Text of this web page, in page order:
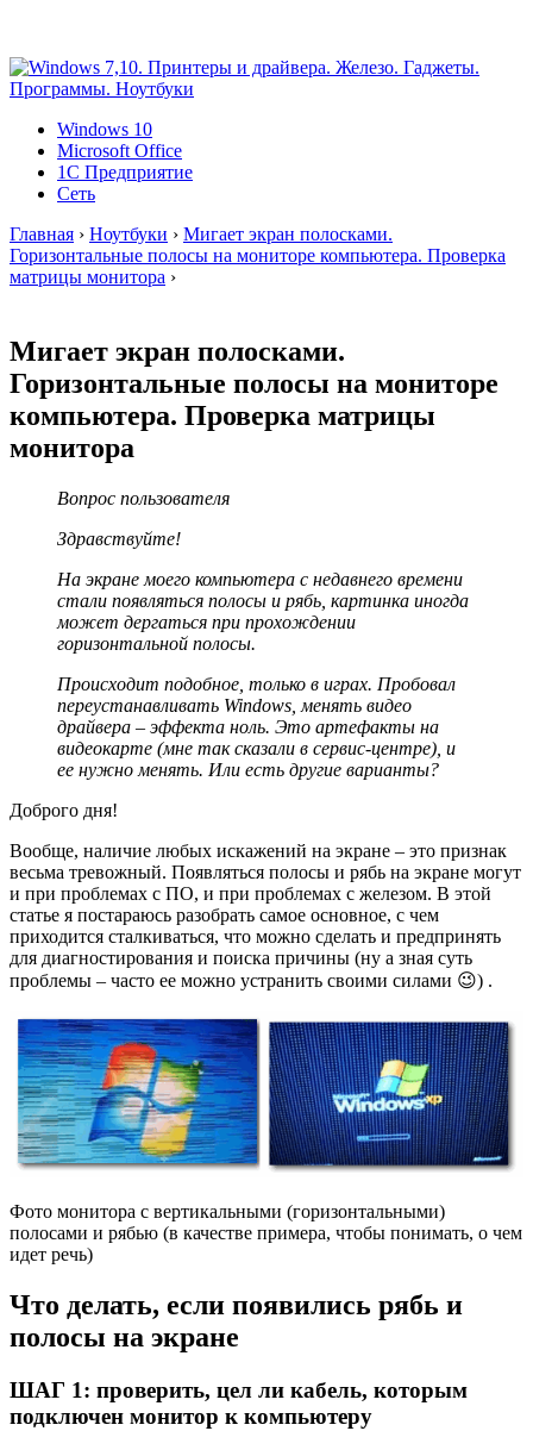
Windows 10
Microsoft Office
1C Предприятие
Сеть
Главная › Ноутбуки › Мигает экран полосками.
Горизонтальные полосы на мониторе компьютера. Проверка
матрицы монитора ›
Мигает экран полосками.
Горизонтальные полосы на мониторе
компьютера. Проверка матрицы
монитора
Вопрос пользователя
Здравствуйте!
На экране моего компьютера с недавнего времени
стали появляться полосы и рябь, картинка иногда
может дергаться при прохождении
горизонтальной полосы.
Происходит подобное, только в играх. Пробовал
переустанавливать Windows, менять видео
драйвера – эффекта ноль. Это артефакты на
видеокарте (мне так сказали в сервис-центре), и
ее нужно менять. Или есть другие варианты?
Доброго дня!
Вообще, наличие любых искажений на экране – это признак
весьма тревожный. Появляться полосы и рябь на экране могут
и при проблемах с ПО, и при проблемах с железом. В этой
статье я постараюсь разобрать самое основное, с чем
приходится сталкиваться, что можно сделать и предпринять
для диагностирования и поиска причины (ну а зная суть
проблемы – часто ее можно устранить своими силами 😉) .
Фото монитора с вертикальными (горизонтальными)
полосами и рябью (в качестве примера, чтобы понимать, о чем
идет речь)
Что делать, если появились рябь и
полосы на экране
ШАГ 1: проверить, цел ли кабель, которым
подключен монитор к компьютеру